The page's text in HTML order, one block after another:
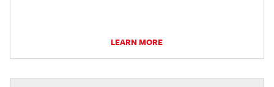
LEARN MORE